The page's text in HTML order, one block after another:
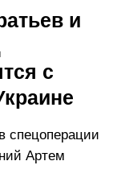
и
с
спецоперации
Артем